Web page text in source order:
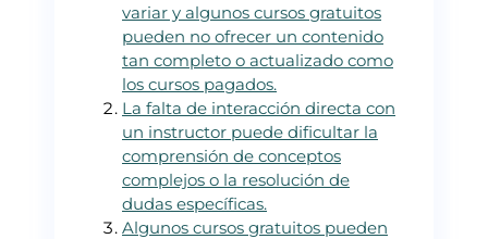
variar y algunos cursos gratuitos
pueden no ofrecer un contenido
tan completo o actualizado como
los cursos pagados.
La falta de interacción directa con
un instructor puede dificultar la
comprensión de conceptos
complejos o la resolución de
dudas específicas.
Algunos cursos gratuitos pueden